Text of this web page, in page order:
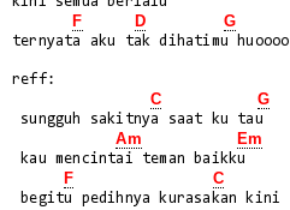
F D G
ternyata aku tak dihatimu huoooo
reff:
C G
Am Em
F C